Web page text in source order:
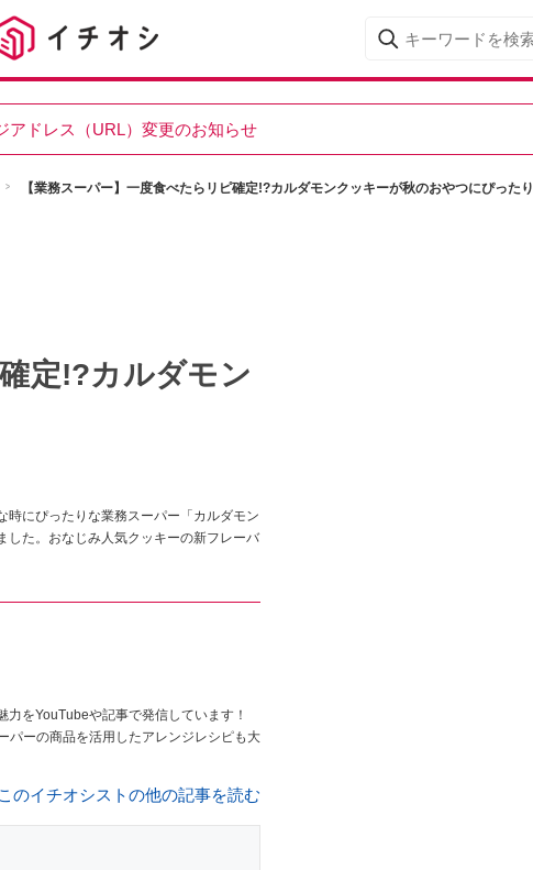
アドレス（URL）変更のお知らせ
【業務スーパー】一度食べたらリピ確定!?カルダモンクッキーが秋のおやつにぴったり
定!?カルダモン
にぴったりな業務スーパー「カルダモン
した。おなじみ人気クッキーの新フレーバ
力をYouTubeや記事で発信しています！
パーの商品を活用したアレンジレシピも大
このイチオシストの他の記事を読む